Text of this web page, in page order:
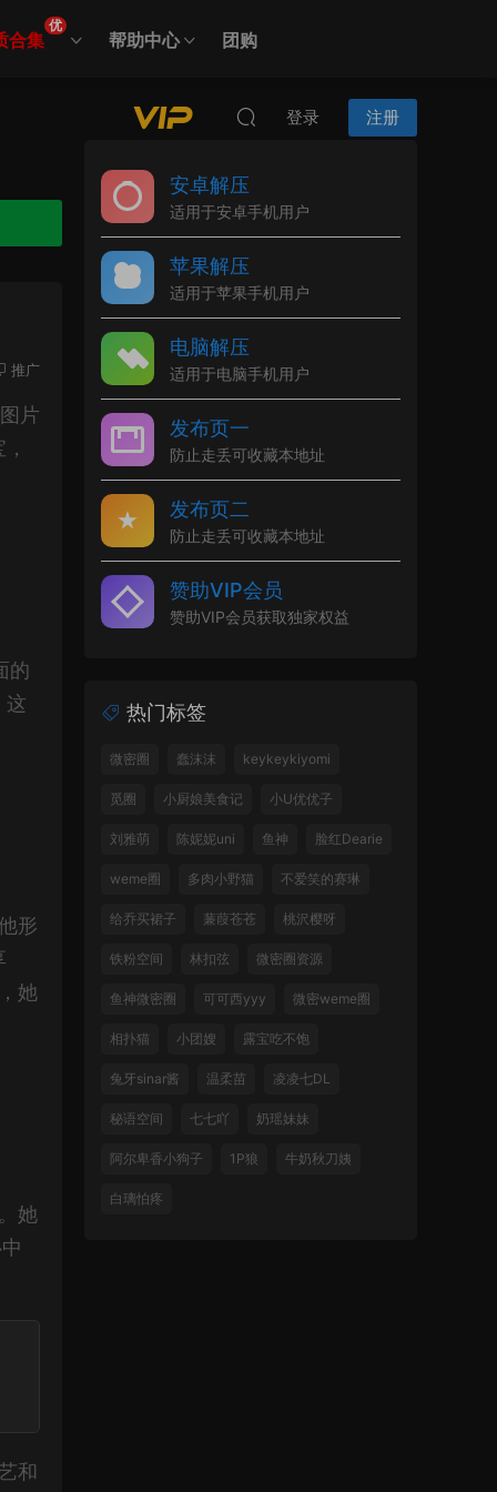
合集
优
帮助中心 团购
登录 注册
推广
片
的
这
形
她
她
和
安卓解压
适用于安卓手机用户
苹果解压
适用于苹果手机用户
电脑解压
适用于电脑手机用户
发布页一
防止走丢可收藏本地址
发布页二
防止走丢可收藏本地址
赞助VIP会员
赞助VIP会员获取独家权益
热门标签
微密圈 蠢沫沫 keykeykiyomi
觅圈 小厨娘美食记 小U优优子
刘雅萌 陈妮妮uni 鱼神 脸红Dearie
weme圈 多肉小野猫 不爱笑的赛琳
给乔买裙子 蒹葭苍苍 桃沢樱呀
铁粉空间 林扣弦 微密圈资源
鱼神微密圈 可可西yyy 微密weme圈
相扑猫 小团嫂 露宝吃不饱
兔牙sinar酱 温柔苗 凌凌七DL
秘语空间 七七吖 奶瑶妹妹
阿尔卑香小狗子 1P狼 牛奶秋刀姨
白璃怕疼